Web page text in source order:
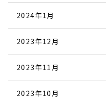
2024年1月
2023年12月
2023年11月
2023年10月